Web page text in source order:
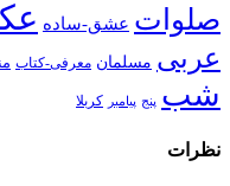
صلوات عشق-ساده
عربی مسلمان معرفی-کتاب
شب پنج پیامبر کربلا
نظرات